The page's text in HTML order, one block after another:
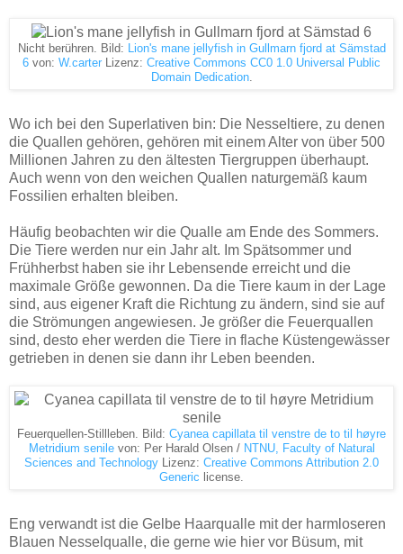
Nicht berühren. Bild: Lion's mane jellyfish in Gullmarn fjord at Sämstad
6 von: W.carter Lizenz: Creative Commons CC0 1.0 Universal Public
Domain Dedication.
Wo ich bei den Superlativen bin: Die Nesseltiere, zu denen
die Quallen gehören, gehören mit einem Alter von über 500
Millionen Jahren zu den ältesten Tiergruppen überhaupt.
Auch wenn von den weichen Quallen naturgemäß kaum
Fossilien erhalten bleiben.
Häufig beobachten wir die Qualle am Ende des Sommers.
Die Tiere werden nur ein Jahr alt. Im Spätsommer und
Frühherbst haben sie ihr Lebensende erreicht und die
maximale Größe gewonnen. Da die Tiere kaum in der Lage
sind, aus eigener Kraft die Richtung zu ändern, sind sie auf
die Strömungen angewiesen. Je größer die Feuerquallen
sind, desto eher werden die Tiere in flache Küstengewässer
getrieben in denen sie dann ihr Leben beenden.
Feuerquellen-Stillleben. Bild: Cyanea capillata til venstre de to til høyre
Metridium senile von: Per Harald Olsen / NTNU, Faculty of Natural
Sciences and Technology Lizenz: Creative Commons Attribution 2.0
Generic license.
Eng verwandt ist die Gelbe Haarqualle mit der harmloseren
Blauen Nesselqualle, die gerne wie hier vor Büsum, mit